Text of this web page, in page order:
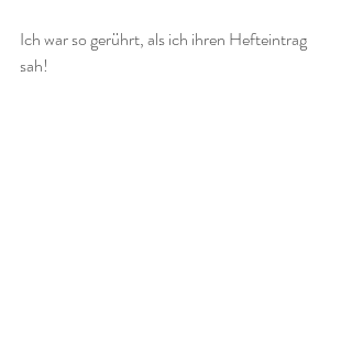
Ich war so gerührt, als ich ihren Hefteintrag
sah!